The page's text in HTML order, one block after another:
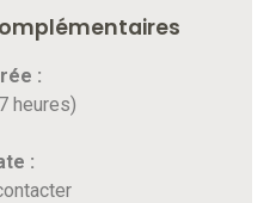
:
heures)
: